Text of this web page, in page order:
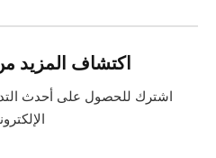
اكتشاف المزيد
اشترك للحصول على أحدث